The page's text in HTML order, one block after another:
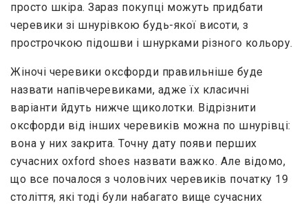
просто шкіра. Зараз покупці можуть придбати
черевики зі шнурівкою будь-якої висоти, з
прострочкою підошви і шнурками різного кольору.
Жіночі черевики оксфорди правильніше буде
назвати напівчеревиками, адже їх класичні
варіанти йдуть нижче щиколотки. Відрізнити
оксфорди від інших черевиків можна по шнурівці:
вона у них закрита. Точну дату появи перших
сучасних oxford shoes назвати важко. Але відомо,
що все почалося з чоловічих черевиків початку 19
століття, які тоді були набагато вище сучасних